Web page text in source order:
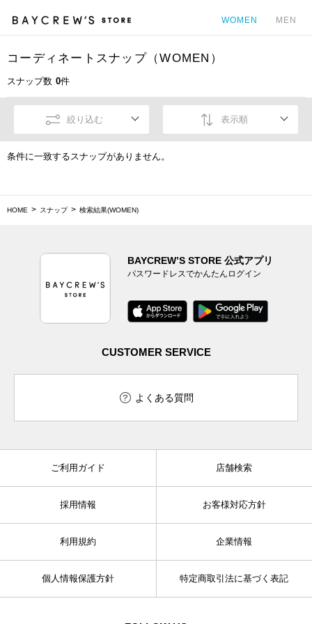
WOMEN MEN
コーディネートスナップ（WOMEN）
スナップ数 0件
絞り込む 表示順
条件に一致するスナップがありません。
HOME スナップ 検索結果(WOMEN)
BAYCREW’S STORE 公式アプリ
パスワードレスでかんたんログイン
CUSTOMER SERVICE
よくある質問
ご利用ガイド 店舗検索
採用情報 お客様対応方針
利用規約 企業情報
個人情報保護方針 特定商取引法に基づく表記